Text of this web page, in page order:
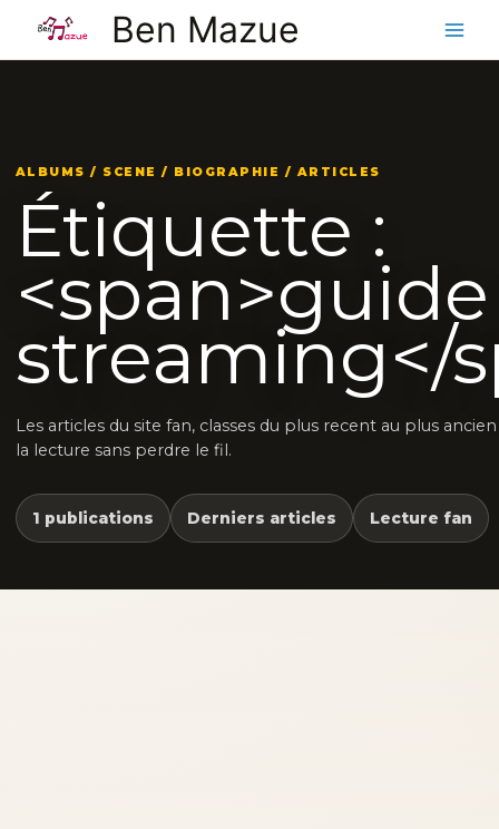
contenu
Ben Mazue
ALBUMS / SCENE / BIOGRAPHIE / ARTICLES
Étiquette :
streaming</
Les articles du site fan, classes du plus recent au plus
la lecture sans perdre le fil.
1 publications Derniers articles Lecture fan